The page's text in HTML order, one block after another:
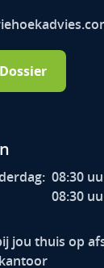
08:30
08:30
jou thuis op